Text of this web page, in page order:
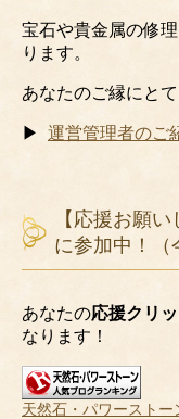
宝石や貴金属の修
ります。
あなたのご縁にと
▶ 運営管理者のご
【応援お願
に参加中！（
あなたの応援クリ
なります！
天然石・パワーストー